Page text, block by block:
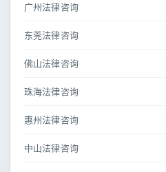
广州法律咨询
东莞法律咨询
佛山法律咨询
珠海法律咨询
惠州法律咨询
中山法律咨询